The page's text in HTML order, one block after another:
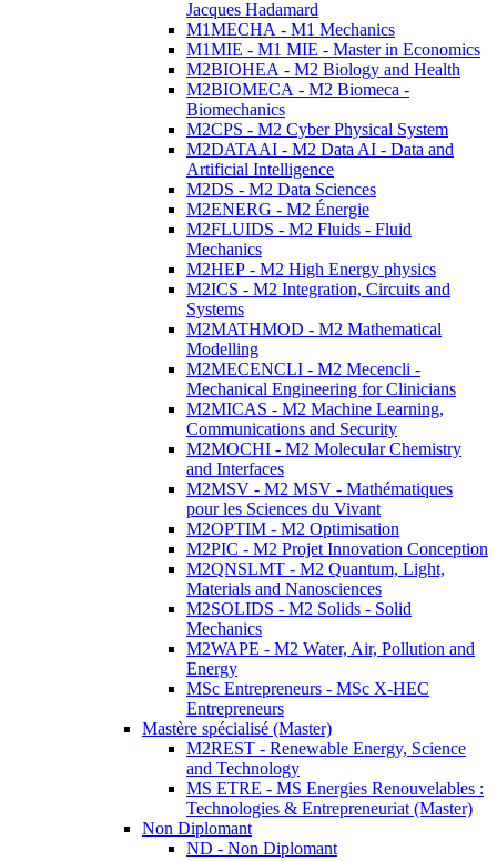
Jacques Hadamard
M1MECHA - M1 Mechanics
M1MIE - M1 MIE - Master in Economics
M2BIOHEA - M2 Biology and Health
M2BIOMECA - M2 Biomeca -
Biomechanics
M2CPS - M2 Cyber Physical System
M2DATAAI - M2 Data AI - Data and
Artificial Intelligence
M2DS - M2 Data Sciences
M2ENERG - M2 Énergie
M2FLUIDS - M2 Fluids - Fluid
Mechanics
M2HEP - M2 High Energy physics
M2ICS - M2 Integration, Circuits and
Systems
M2MATHMOD - M2 Mathematical
Modelling
M2MECENCLI - M2 Mecencli -
Mechanical Engineering for Clinicians
M2MICAS - M2 Machine Learning,
Communications and Security
M2MOCHI - M2 Molecular Chemistry
and Interfaces
M2MSV - M2 MSV - Mathématiques
pour les Sciences du Vivant
M2OPTIM - M2 Optimisation
M2PIC - M2 Projet Innovation Conception
M2QNSLMT - M2 Quantum, Light,
Materials and Nanosciences
M2SOLIDS - M2 Solids - Solid
Mechanics
M2WAPE - M2 Water, Air, Pollution and
Energy
MSc Entrepreneurs - MSc X-HEC
Entrepreneurs
Mastère spécialisé (Master)
M2REST - Renewable Energy, Science
and Technology
MS ETRE - MS Energies Renouvelables :
Technologies & Entrepreneuriat (Master)
Non Diplomant
ND - Non Diplomant